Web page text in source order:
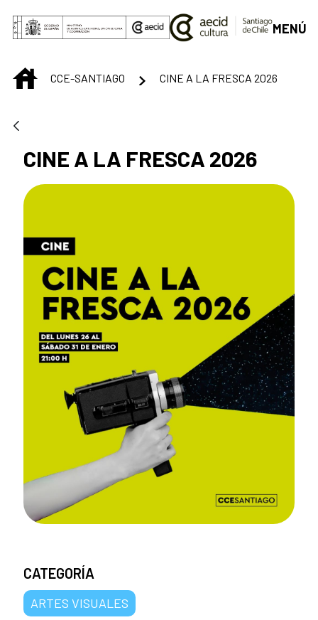
Saltar al contenido principal
MENÚ
INICIOCCE-SANTIAGO CINE A LA FRESCA 2026
CINE A LA FRESCA 2026
CATEGORÍA
ARTES VISUALES